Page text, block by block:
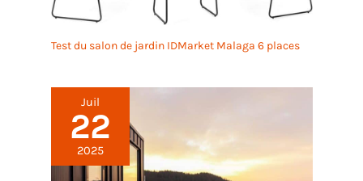
Test du salon de jardin IDMarket Malaga 6 places
Juil
22
2025